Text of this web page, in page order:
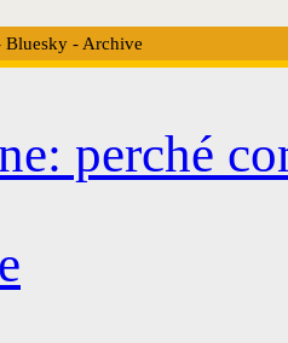
Bluesky- Archive
perché